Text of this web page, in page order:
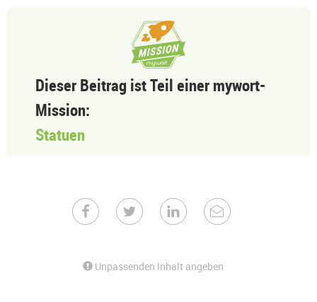
Dieser Beitrag ist Teil einer mywort-
Mission:
Statuen
Unpassenden Inhalt angeben